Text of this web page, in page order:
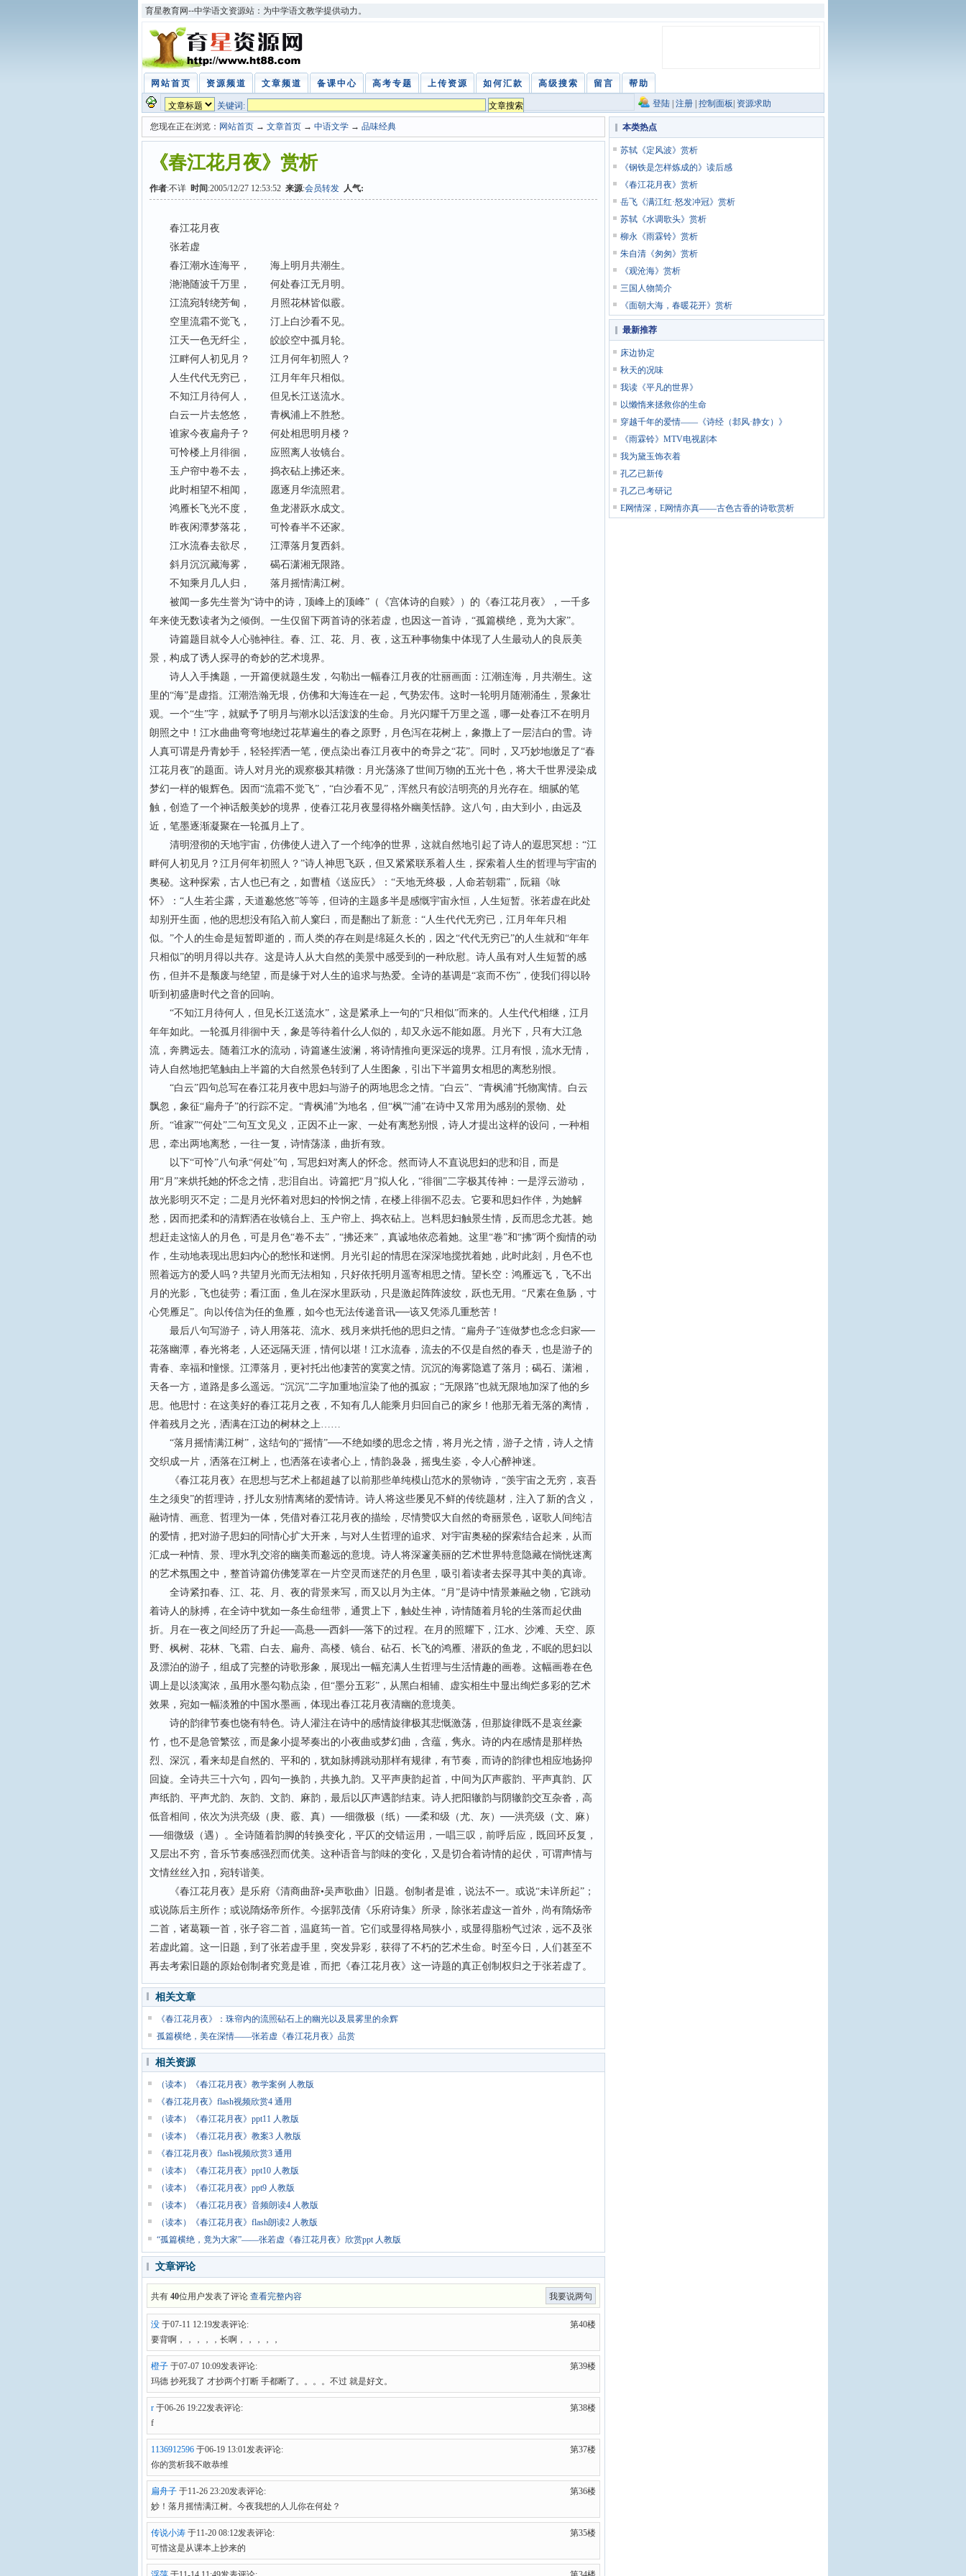
育星教育网--中学语文资源站：为中学语文教学提供动力。
网站首页 资源频道 文章频道 备课中心 高考专题 上传资源 如何汇款 高级搜索 留言 帮助
关键词: 登陆 注册 控制面板 资源求助
您现在正在浏览： 网站首页 → 文章首页 → 中语文学 → 品味经典
《春江花月夜》赏析
作者:不详 时间 :2005/12/27 12:53:52 来源:会员转发 人气:
春江花月夜
张若虚
春江潮水连海平， 海上明月共潮生。
滟滟随波千万里， 何处春江无月明。
江流宛转绕芳甸， 月照花林皆似霰。
空里流霜不觉飞， 汀上白沙看不见。
江天一色无纤尘， 皎皎空中孤月轮。
江畔何人初见月？ 江月何年初照人？
人生代代无穷已， 江月年年只相似。
不知江月待何人， 但见长江送流水。
白云一片去悠悠， 青枫浦上不胜愁。
谁家今夜扁舟子？ 何处相思明月楼？
可怜楼上月徘徊， 应照离人妆镜台。
玉户帘中卷不去， 捣衣砧上拂还来。
此时相望不相闻， 愿逐月华流照君。
鸿雁长飞光不度， 鱼龙潜跃水成文。
昨夜闲潭梦落花， 可怜春半不还家。
江水流春去欲尽， 江潭落月复西斜。
斜月沉沉藏海雾， 碣石潇湘无限路。
不知乘月几人归， 落月摇情满江树。
被闻一多先生誉为“诗中的诗，顶峰上的顶峰”（《宫体诗的自赎》）的《春江花月夜》，一千多
年来使无数读者为之倾倒。一生仅留下两首诗的张若虚，也因这一首诗，“孤篇横绝，竟为大家”。
诗篇题目就令人心驰神往。春、江、花、月、夜，这五种事物集中体现了人生最动人的良辰美
景，构成了诱人探寻的奇妙的艺术境界。
诗人入手擒题，一开篇便就题生发，勾勒出一幅春江月夜的壮丽画面：江潮连海，月共潮生。这
里的“海”是虚指。江潮浩瀚无垠，仿佛和大海连在一起，气势宏伟。这时一轮明月随潮涌生，景象壮
观。一个“生”字，就赋予了明月与潮水以活泼泼的生命。月光闪耀千万里之遥，哪一处春江不在明月
朗照之中！江水曲曲弯弯地绕过花草遍生的春之原野，月色泻在花树上，象撒上了一层洁白的雪。诗
人真可谓是丹青妙手，轻轻挥洒一笔，便点染出春江月夜中的奇异之“花”。同时，又巧妙地缴足了“春
江花月夜”的题面。诗人对月光的观察极其精微：月光荡涤了世间万物的五光十色，将大千世界浸染成
梦幻一样的银辉色。因而“流霜不觉飞”，“白沙看不见”，浑然只有皎洁明亮的月光存在。细腻的笔
触，创造了一个神话般美妙的境界，使春江花月夜显得格外幽美恬静。这八句，由大到小，由远及
近，笔墨逐渐凝聚在一轮孤月上了。
清明澄彻的天地宇宙，仿佛使人进入了一个纯净的世界，这就自然地引起了诗人的遐思冥想：“江
畔何人初见月？江月何年初照人？”诗人神思飞跃，但又紧紧联系着人生，探索着人生的哲理与宇宙的
奥秘。这种探索，古人也已有之，如曹植《送应氏》：“天地无终极，人命若朝霜”，阮籍《咏
怀》：“人生若尘露，天道邈悠悠”等等，但诗的主题多半是感慨宇宙永恒，人生短暂。张若虚在此处
却别开生面，他的思想没有陷入前人窠臼，而是翻出了新意：“人生代代无穷已，江月年年只相
似。”个人的生命是短暂即逝的，而人类的存在则是绵延久长的，因之“代代无穷已”的人生就和“年年
只相似”的明月得以共存。这是诗人从大自然的美景中感受到的一种欣慰。诗人虽有对人生短暂的感
伤，但并不是颓废与绝望，而是缘于对人生的追求与热爱。全诗的基调是“哀而不伤”，使我们得以聆
听到初盛唐时代之音的回响。
“不知江月待何人，但见长江送流水”，这是紧承上一句的“只相似”而来的。人生代代相继，江月
年年如此。一轮孤月徘徊中天，象是等待着什么人似的，却又永远不能如愿。月光下，只有大江急
流，奔腾远去。随着江水的流动，诗篇遂生波澜，将诗情推向更深远的境界。江月有恨，流水无情，
诗人自然地把笔触由上半篇的大自然景色转到了人生图象，引出下半篇男女相思的离愁别恨。
“白云”四句总写在春江花月夜中思妇与游子的两地思念之情。“白云”、“青枫浦”托物寓情。白云
飘忽，象征“扁舟子”的行踪不定。“青枫浦”为地名，但“枫”“浦”在诗中又常用为感别的景物、处
所。“谁家”“何处”二句互文见义，正因不止一家、一处有离愁别恨，诗人才提出这样的设问，一种相
思，牵出两地离愁，一往一复，诗情荡漾，曲折有致。
以下“可怜”八句承“何处”句，写思妇对离人的怀念。然而诗人不直说思妇的悲和泪，而是
用“月”来烘托她的怀念之情，悲泪自出。诗篇把“月”拟人化，“徘徊”二字极其传神：一是浮云游动，
故光影明灭不定；二是月光怀着对思妇的怜悯之情，在楼上徘徊不忍去。它要和思妇作伴，为她解
愁，因而把柔和的清辉洒在妆镜台上、玉户帘上、捣衣砧上。岂料思妇触景生情，反而思念尤甚。她
想赶走这恼人的月色，可是月色“卷不去”，“拂还来”，真诚地依恋着她。这里“卷”和“拂”两个痴情的动
作，生动地表现出思妇内心的愁怅和迷惘。月光引起的情思在深深地搅扰着她，此时此刻，月色不也
照着远方的爱人吗？共望月光而无法相知，只好依托明月遥寄相思之情。望长空：鸿雁远飞，飞不出
月的光影，飞也徒劳；看江面，鱼儿在深水里跃动，只是激起阵阵波纹，跃也无用。“尺素在鱼肠，寸
心凭雁足”。向以传信为任的鱼雁，如今也无法传递音讯──该又凭添几重愁苦！
最后八句写游子，诗人用落花、流水、残月来烘托他的思归之情。“扁舟子”连做梦也念念归家──
花落幽潭，春光将老，人还远隔天涯，情何以堪！江水流春，流去的不仅是自然的春天，也是游子的
青春、幸福和憧憬。江潭落月，更衬托出他凄苦的寞寞之情。沉沉的海雾隐遮了落月；碣石、潇湘，
天各一方，道路是多么遥远。“沉沉”二字加重地渲染了他的孤寂；“无限路”也就无限地加深了他的乡
思。他思忖：在这美好的春江花月之夜，不知有几人能乘月归回自己的家乡！他那无着无落的离情，
伴着残月之光，洒满在江边的树林之上……
“落月摇情满江树”，这结句的“摇情”──不绝如缕的思念之情，将月光之情，游子之情，诗人之情
交织成一片，洒落在江树上，也洒落在读者心上，情韵袅袅，摇曳生姿，令人心醉神迷。
《春江花月夜》在思想与艺术上都超越了以前那些单纯模山范水的景物诗，“羡宇宙之无穷，哀吾
生之须臾”的哲理诗，抒儿女别情离绪的爱情诗。诗人将这些屡见不鲜的传统题材，注入了新的含义，
融诗情、画意、哲理为一体，凭借对春江花月夜的描绘，尽情赞叹大自然的奇丽景色，讴歌人间纯洁
的爱情，把对游子思妇的同情心扩大开来，与对人生哲理的追求、对宇宙奥秘的探索结合起来，从而
汇成一种情、景、理水乳交溶的幽美而邈远的意境。诗人将深邃美丽的艺术世界特意隐藏在惝恍迷离
的艺术氛围之中，整首诗篇仿佛笼罩在一片空灵而迷茫的月色里，吸引着读者去探寻其中美的真谛。
全诗紧扣春、江、花、月、夜的背景来写，而又以月为主体。“月”是诗中情景兼融之物，它跳动
着诗人的脉搏，在全诗中犹如一条生命纽带，通贯上下，触处生神，诗情随着月轮的生落而起伏曲
折。月在一夜之间经历了升起──高悬──西斜──落下的过程。在月的照耀下，江水、沙滩、天空、原
野、枫树、花林、飞霜、白去、扁舟、高楼、镜台、砧石、长飞的鸿雁、潜跃的鱼龙，不眠的思妇以
及漂泊的游子，组成了完整的诗歌形象，展现出一幅充满人生哲理与生活情趣的画卷。这幅画卷在色
调上是以淡寓浓，虽用水墨勾勒点染，但“墨分五彩”，从黑白相辅、虚实相生中显出绚烂多彩的艺术
效果，宛如一幅淡雅的中国水墨画，体现出春江花月夜清幽的意境美。
诗的韵律节奏也饶有特色。诗人灌注在诗中的感情旋律极其悲慨激荡，但那旋律既不是哀丝豪
竹，也不是急管繁弦，而是象小提琴奏出的小夜曲或梦幻曲，含蕴，隽永。诗的内在感情是那样热
烈、深沉，看来却是自然的、平和的，犹如脉搏跳动那样有规律，有节奏，而诗的韵律也相应地扬抑
回旋。全诗共三十六句，四句一换韵，共换九韵。又平声庚韵起首，中间为仄声霰韵、平声真韵、仄
声纸韵、平声尤韵、灰韵、文韵、麻韵，最后以仄声遇韵结束。诗人把阳辙韵与阴辙韵交互杂沓，高
低音相间，依次为洪亮级（庚、霰、真）──细微极（纸）──柔和级（尤、灰）──洪亮级（文、麻）
──细微级（遇）。全诗随着韵脚的转换变化，平仄的交错运用，一唱三叹，前呼后应，既回环反复，
又层出不穷，音乐节奏感强烈而优美。这种语音与韵味的变化，又是切合着诗情的起伏，可谓声情与
文情丝丝入扣，宛转谐美。
《春江花月夜》是乐府《清商曲辞•吴声歌曲》旧题。创制者是谁，说法不一。或说“未详所起”；
或说陈后主所作；或说隋炀帝所作。今据郭茂倩《乐府诗集》所录，除张若虚这一首外，尚有隋炀帝
二首，诸葛颖一首，张子容二首，温庭筠一首。它们或显得格局狭小，或显得脂粉气过浓，远不及张
若虚此篇。这一旧题，到了张若虚手里，突发异彩，获得了不朽的艺术生命。时至今日，人们甚至不
再去考索旧题的原始创制者究竟是谁，而把《春江花月夜》这一诗题的真正创制权归之于张若虚了。
相关文章
《春江花月夜》：珠帘内的流照砧石上的幽光以及晨雾里的余辉
孤篇横绝，美在深情——张若虚《春江花月夜》品赏
相关资源
（读本）《春江花月夜》教学案例 人教版
《春江花月夜》flash视频欣赏4 通用
（读本）《春江花月夜》ppt11 人教版
（读本）《春江花月夜》教案3 人教版
《春江花月夜》flash视频欣赏3 通用
（读本）《春江花月夜》ppt10 人教版
（读本）《春江花月夜》ppt9 人教版
（读本）《春江花月夜》音频朗读4 人教版
（读本）《春江花月夜》flash朗读2 人教版
“孤篇横绝，竟为大家”——张若虚《春江花月夜》欣赏ppt 人教版
文章评论
共有 40位用户发表了评论 查看完整内容 我要说两句
没 于07-11 12:19发表评论:
第40楼
要背啊，，，，，长啊，，，，，
橙子 于07-07 10:09发表评论:
第39楼
玛德 抄死我了 才抄两个打断 手都断了。。。。不过 就是好文。
r 于06-26 19:22发表评论:
第38楼
f
1136912596 于06-19 13:01发表评论:
第37楼
你的赏析我不敢恭维
扁舟子 于11-26 23:20发表评论:
第36楼
妙！落月摇情满江树。今夜我想的人儿你在何处？
传说小涛 于11-20 08:12发表评论:
第35楼
可惜这是从课本上抄来的
本类热点
苏轼《定风波》赏析
《钢铁是怎样炼成的》读后感
《春江花月夜》赏析
岳飞《满江红·怒发冲冠》赏析
苏轼《水调歌头》赏析
柳永《雨霖铃》赏析
朱自清《匆匆》赏析
《观沧海》赏析
三国人物简介
《面朝大海，春暖花开》赏析
最新推荐
床边协定
秋天的况味
我读《平凡的世界》
以懒惰来拯救你的生命
穿越千年的爱情——《诗经（邶风·静女）》
《雨霖铃》MTV电视剧本
我为黛玉饰衣着
孔乙已新传
孔乙己考研记
E网情深，E网情亦真——古色古香的诗歌赏析